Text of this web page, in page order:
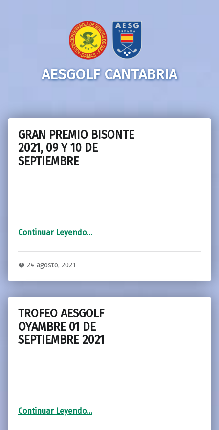
AESGOLF CANTABRIA
GRAN PREMIO BISONTE
2021, 09 Y 10 DE
SEPTIEMBRE
Continuar Leyendo“GRAN PREMIO BISONTE 2021, 09 Y 10 DE SEPTIEMBRE”
…
24 agosto, 2021
TROFEO AESGOLF
OYAMBRE 01 DE
SEPTIEMBRE 2021
Continuar Leyendo“TROFEO AESGOLF OYAMBRE 01 DE SEPTIEMBRE 2021”
…